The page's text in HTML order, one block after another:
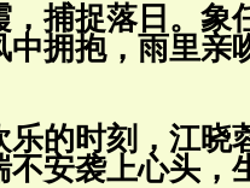
，捕捉落日。象
中拥抱，雨里亲
乐的时刻，江晓
安袭上心头，